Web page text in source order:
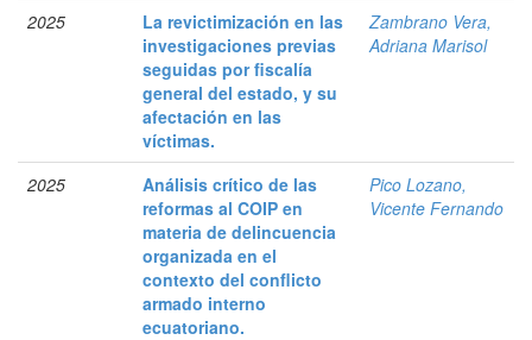
2025
La revictimización en las
investigaciones previas
seguidas por fiscalía
general del estado, y su
afectación en las
víctimas.
Zambrano Vera,
Adriana Marisol
2025
Análisis crítico de las
reformas al COIP en
materia de delincuencia
organizada en el
contexto del conflicto
armado interno
ecuatoriano.
Pico Lozano,
Vicente Fernando